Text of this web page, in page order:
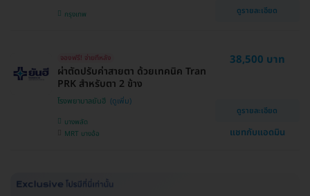
กรุงเทพ ดูรายละเอียด
จองฟรี! จ่ายทีหลัง
ผ่าตัดปรับค่าสายตา ด้วยเทคนิค Tran
PRK สำหรับตา 2 ข้าง
โรงพยาบาลยันฮี
บางพลัด
MRT บางอ้อ
38,500 บาท
ดูรายละเอียด
แชทกับแอดมิน